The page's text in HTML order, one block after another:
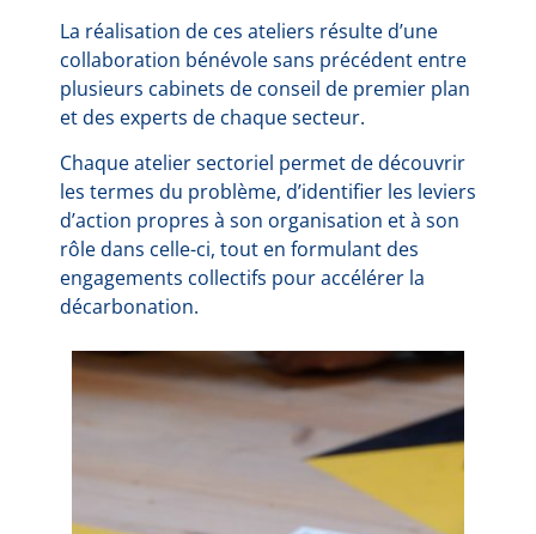
La réalisation de ces ateliers résulte d’une
collaboration bénévole sans précédent entre
plusieurs cabinets de conseil de premier plan
et des experts de chaque secteur.
Chaque atelier sectoriel permet de découvrir
les termes du problème, d’identifier les leviers
d’action propres à son organisation et à son
rôle dans celle-ci, tout en formulant des
engagements collectifs pour accélérer la
décarbonation.